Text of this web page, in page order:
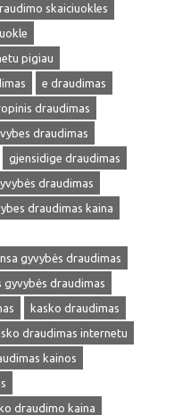
skaiciuokles
pigiau
e draudimas
draudimas
draudimas
gjensidige draudimas
draudimas
draudimas kaina
gyvybės draudimas
gyvybės draudimas
kasko draudimas
draudimas internetu
kainos
draudimo kaina